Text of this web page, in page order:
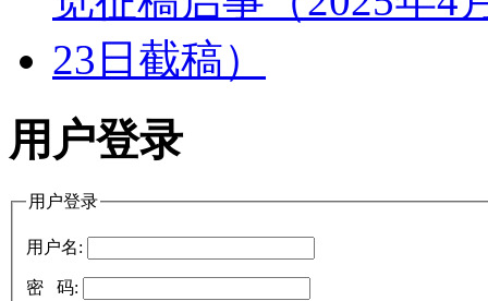
用户登录
用户登录
用户名:
密 码: